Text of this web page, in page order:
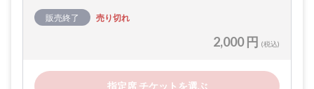
販売終了 売り切れ
2,000 円 (税込)
指定席 チケットを選ぶ